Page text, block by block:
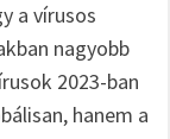
a vírusos
nagyobb
2023-ban
hanem a